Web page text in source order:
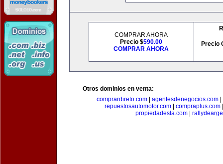
COMPRAR AHORA
Precio $590.00
COMPRAR AHORA
Precio
Otros dominios en venta:
comprardireto.com| agentesdenegocios.com|
repuestosautomotor.com
compraplus.com
propiedadesla.com|